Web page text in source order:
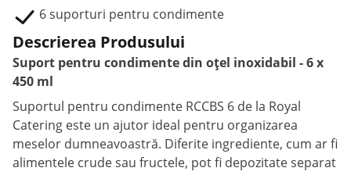
6 suporturi pentru condimente
Descrierea Produsului
Suport pentru condimente din oțel inoxidabil - 6 x
450 ml
Suportul pentru condimente RCCBS 6 de la Royal
Catering este un ajutor ideal pentru organizarea
meselor dumneavoastră. Diferite ingrediente, cum ar fi
alimentele crude sau fructele, pot fi depozitate separat